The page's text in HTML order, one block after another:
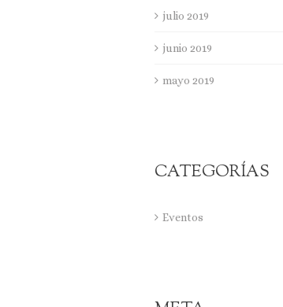
julio 2019
junio 2019
mayo 2019
CATEGORÍAS
Eventos